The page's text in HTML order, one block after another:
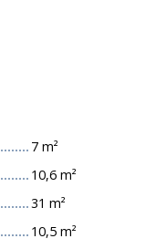
7 m²
10,6 m²
31 m²
10,5 m²